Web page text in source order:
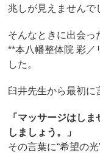
兆しが見えませんで
そんなときに出会っ
**本八幡整体院 彩／
した。
臼井先生から最初に
「マッサージはし
しましょう。」
その言葉に“希望の光